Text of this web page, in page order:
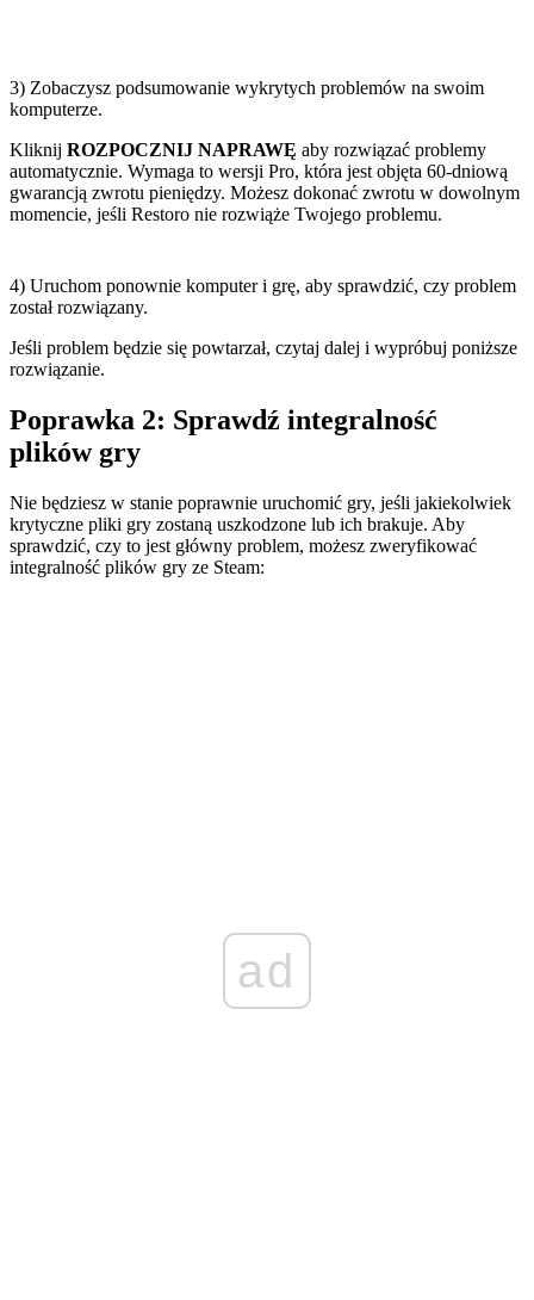
3) Zobaczysz podsumowanie wykrytych problemów na swoim
komputerze.
Kliknij ROZPOCZNIJ NAPRAWĘ aby rozwiązać problemy
automatycznie. Wymaga to wersji Pro, która jest objęta 60-dniową
gwarancją zwrotu pieniędzy. Możesz dokonać zwrotu w dowolnym
momencie, jeśli Restoro nie rozwiąże Twojego problemu.
4) Uruchom ponownie komputer i grę, aby sprawdzić, czy problem
został rozwiązany.
Jeśli problem będzie się powtarzał, czytaj dalej i wypróbuj poniższe
rozwiązanie.
Poprawka 2: Sprawdź integralność
plików gry
Nie będziesz w stanie poprawnie uruchomić gry, jeśli jakiekolwiek
krytyczne pliki gry zostaną uszkodzone lub ich brakuje. Aby
sprawdzić, czy to jest główny problem, możesz zweryfikować
integralność plików gry ze Steam:
ad